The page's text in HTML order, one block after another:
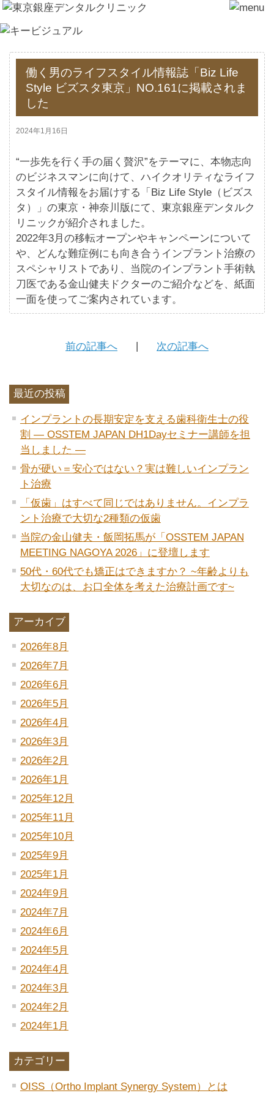
働く男のライフスタイル情報誌「Biz Life
Style ビズスタ東京」NO.161に掲載されま
した
2024年1月16日
“一歩先を行く手の届く贅沢”をテーマに、本物志向
のビジネスマンに向けて、ハイクオリティなライフ
スタイル情報をお届けする「Biz Life Style（ビズス
タ）」の東京・神奈川版にて、東京銀座デンタルク
リニックが紹介されました。
2022年3月の移転オープンやキャンペーンについて
や、どんな難症例にも向き合うインプラント治療の
スペシャリストであり、当院のインプラント手術執
刀医である金山健夫ドクターのご紹介などを、紙面
一面を使ってご案内されています。
前の記事へ 次の記事へ
最近の投稿
インプラントの長期安定を支える歯科衛生士の役
割 ― OSSTEM JAPAN DH1Dayセミナー講師を担
当しました ―
骨が硬い＝安心ではない？実は難しいインプラン
ト治療
「仮歯」はすべて同じではありません。インプラ
ント治療で大切な2種類の仮歯
当院の金山健夫・飯岡拓馬が「OSSTEM JAPAN
MEETING NAGOYA 2026」に登壇します
50代・60代でも矯正はできますか？ ~年齢よりも
大切なのは、お口全体を考えた治療計画です~
アーカイブ
2026年8月
2026年7月
2026年6月
2026年5月
2026年4月
2026年3月
2026年2月
2026年1月
2025年12月
2025年11月
2025年10月
2025年9月
2025年1月
2024年9月
2024年7月
2024年6月
2024年5月
2024年4月
2024年3月
2024年2月
2024年1月
カテゴリー
OISS（Ortho Implant Synergy System）とは